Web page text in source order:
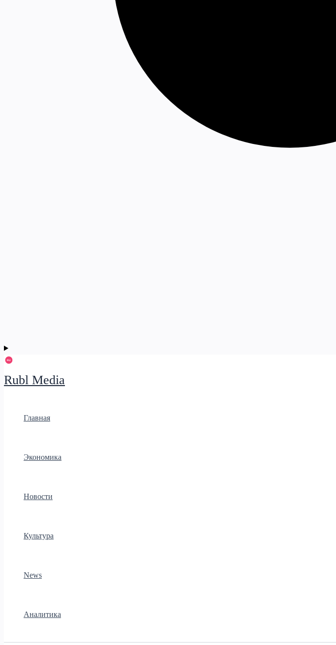
Rubl Media
Главная
Экономика
Новости
Культура
News
Аналитика